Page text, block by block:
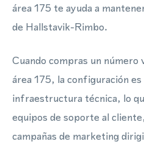
área 175 te ayuda a
de Hallstavik-Rimbo.
Cuando compras un número
área 175, la configuración
infraestructura técnica, lo
equipos de soporte al
campañas de marketing